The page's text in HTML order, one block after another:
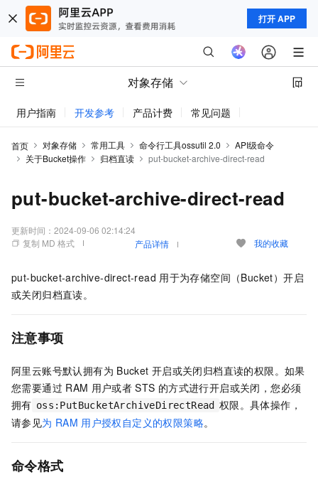
打开 APP
对象存储
用户指南 开发参考 产品计费 常见问题
首页 对象存储 常用工具 命令行工具ossutil 2.0
API级命令
关于Bucket操作
归档直读 put-bucket-archive-direct-read
put-bucket-archive-direct-read
更新时间： 2024-09-06 02:14:24
复制 MD 格式
产品详情 我的收藏
put-bucket-archive-direct-read 用于为存储空间（Bucket）开启
或关闭归档直读。
注意事项
阿里云账号默认拥有为 Bucket 开启或关闭归档直读的权限。如果
您需要通过 RAM 用户或者 STS 的方式进行开启或关闭，您必须
拥有 oss:PutBucketArchiveDirectRead 权限。具体操作，
请参见为 RAM 用户授权自定义的权限策略。
命令格式